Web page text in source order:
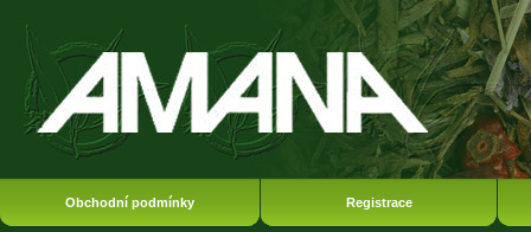
Obchodní podmínky Registrace